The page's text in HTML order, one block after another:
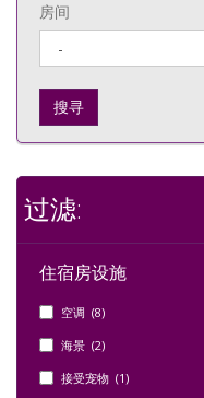
房间
搜寻
过滤:
住宿房设施
空调 (8)
海景 (2)
接受宠物 (1)